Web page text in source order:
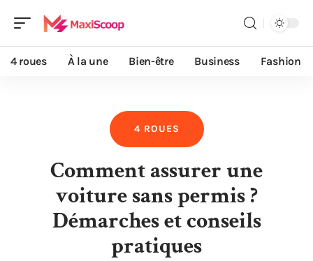
4 roues À la une Bien-être Business Fashion
4 ROUES
Comment assurer une
voiture sans permis ?
Démarches et conseils
pratiques